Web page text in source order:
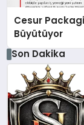
Cesur
Büyütüyor
Son Dakika